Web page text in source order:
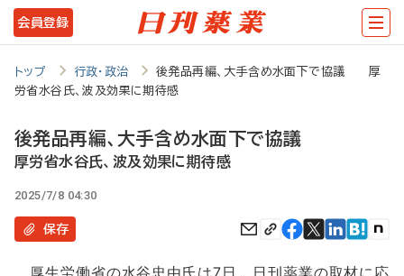
メ
イ
ン
テ
ツ
に
会員登録
トップ 行政・政治
後発品再編、大手含め水面下で協議 厚
労省水谷氏、波及効果に期待感
後発品再編、大手含め水面下で協議
厚労省水谷氏、波及効果に期待感
2025/7/8 04:30
保存
厚生労働省の水谷忠由氏は7日、日刊薬業の取材に応